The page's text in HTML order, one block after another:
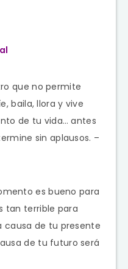
que no permite
baila, llora y vive
de tu vida… antes
sin aplausos. –
es bueno para
tan terrible para
causa de tu presente
de tu futuro será